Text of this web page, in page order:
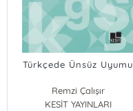
Türkçede Ünsüz Uyumu
Remzi Çalışır
KESİT YAYINLARI